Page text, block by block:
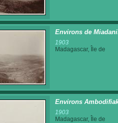
Environs de
1903
Madagascar, Île de
Environs
1903
Madagascar, Île de